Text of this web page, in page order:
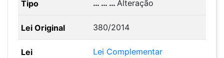
… … …Alteração
380/2014
Lei Complementar